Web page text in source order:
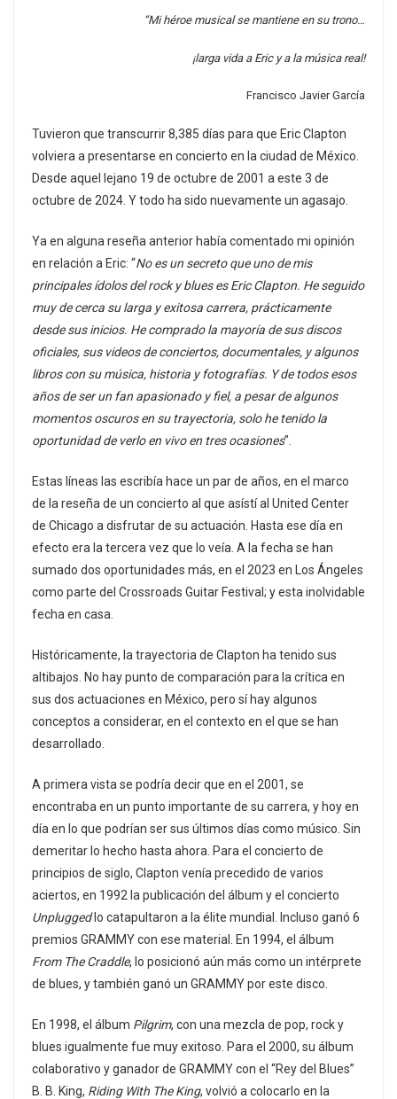
“Mi héroe musical se mantiene en su trono…
¡larga vida a Eric y a la música real!
Francisco Javier García
Tuvieron que transcurrir 8,385 días para que Eric Clapton
volviera a presentarse en concierto en la ciudad de México.
Desde aquel lejano 19 de octubre de 2001 a este 3 de
octubre de 2024. Y todo ha sido nuevamente un agasajo.
Ya en alguna reseña anterior había comentado mi opinión
en relación a Eric: “No es un secreto que uno de mis
principales ídolos del rock y blues es Eric Clapton. He seguido
muy de cerca su larga y exitosa carrera, prácticamente
desde sus inicios. He comprado la mayoría de sus discos
oficiales, sus videos de conciertos, documentales, y algunos
libros con su música, historia y fotografías. Y de todos esos
años de ser un fan apasionado y fiel, a pesar de algunos
momentos oscuros en su trayectoria, solo he tenido la
oportunidad de verlo en vivo en tres ocasiones”.
Estas líneas las escribía hace un par de años, en el marco
de la reseña de un concierto al que asístí al United Center
de Chicago a disfrutar de su actuación. Hasta ese día en
efecto era la tercera vez que lo veía. A la fecha se han
sumado dos oportunidades más, en el 2023 en Los Ángeles
como parte del Crossroads Guitar Festival; y esta inolvidable
fecha en casa.
Históricamente, la trayectoria de Clapton ha tenido sus
altibajos. No hay punto de comparación para la crítica en
sus dos actuaciones en México, pero sí hay algunos
conceptos a considerar, en el contexto en el que se han
desarrollado.
A primera vista se podría decir que en el 2001, se
encontraba en un punto importante de su carrera, y hoy en
día en lo que podrían ser sus últimos días como músico. Sin
demeritar lo hecho hasta ahora. Para el concierto de
principios de siglo, Clapton venía precedido de varios
aciertos, en 1992 la publicación del álbum y el concierto
Unpluggedlo catapultaron a la élite mundial. Incluso ganó 6
premios GRAMMY con ese material. En 1994, el álbum
From The Craddle, lo posicionó aún más como un intérprete
de blues, y también ganó un GRAMMY por este disco.
En 1998, el álbum Pilgrim, con una mezcla de pop, rock y
blues igualmente fue muy exitoso. Para el 2000, su álbum
colaborativo y ganador de GRAMMY con el “Rey del Blues”
B. B. King, Riding With The King, volvió a colocarlo en la